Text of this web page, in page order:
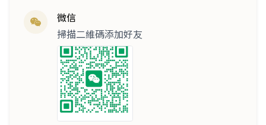
微信
掃描二維碼添加好友